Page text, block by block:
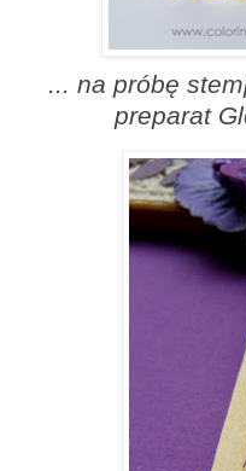
... na próbę
preparat